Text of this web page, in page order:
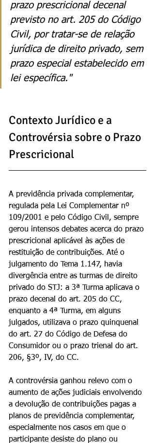
prazo prescricional decenal
previsto no art. 205 do Código
Civil, por tratar-se de relação
jurídica de direito privado, sem
prazo especial estabelecido em
lei específica."
Contexto Jurídico e a
Controvérsia sobre o Prazo
Prescricional
A previdência privada complementar,
regulada pela Lei Complementar nº
109/2001 e pelo Código Civil, sempre
gerou intensos debates acerca do prazo
prescricional aplicável às ações de
restituição de contribuições. Até o
julgamento do Tema 1.147, havia
divergência entre as turmas de direito
privado do STJ: a 3ª Turma aplicava o
prazo decenal do art. 205 do CC,
enquanto a 4ª Turma, em alguns
julgados, utilizava o prazo quinquenal
do art. 27 do Código de Defesa do
Consumidor ou o prazo trienal do art.
206, §3º, IV, do CC.
A controvérsia ganhou relevo com o
aumento de ações judiciais envolvendo
a devolução de contribuições pagas a
planos de previdência complementar,
especialmente nos casos em que o
participante desiste do plano ou